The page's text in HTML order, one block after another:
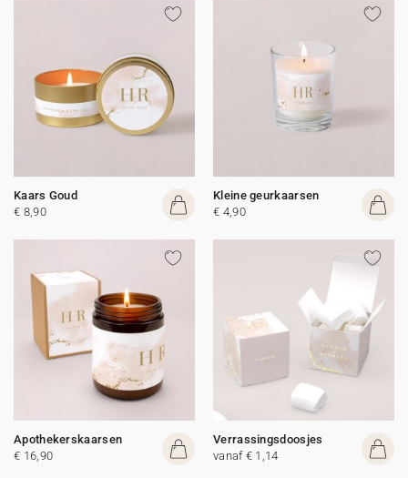
Kaars Goud
€ 8,90
Kleine geurkaarsen
€ 4,90
Apothekerskaarsen
€ 16,90
Verrassingsdoosjes
vanaf € 1,14